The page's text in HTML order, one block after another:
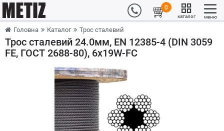
0
каталог меню
Головна Каталог Трос сталевий
Трос сталевий 24.0мм, EN 12385-4 (DIN 3059
FE, ГОСТ 2688-80), 6x19W-FC